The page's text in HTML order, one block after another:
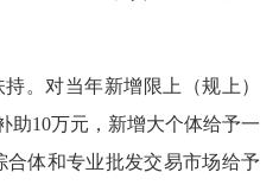
。对当年新增限上（规上）
助10万元，新增大个体给予一
体和专业批发交易市场给予